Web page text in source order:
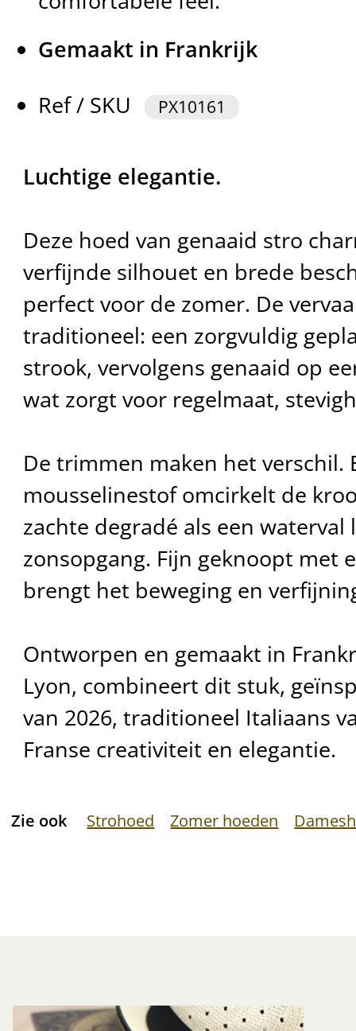
Gemaakt in Frankrijk
Ref / SKU
PX10161
Luchtige elegantie.
Deze hoed van genaaid stro
verfijnde silhouet en brede
perfect voor de zomer. De
traditioneel: een zorgvuldig
strook, vervolgens genaaid op
wat zorgt voor regelmaat,
De trimmen maken het verschil.
mousselinestof omcirkelt de
zachte degradé als een waterval
zonsopgang. Fijn geknoopt met
brengt het beweging en
Ontworpen en gemaakt in
Lyon, combineert dit stuk,
van 2026, traditioneel Italiaans
Franse creativiteit en elegantie.
Zie ook Strohoed Zomer hoeden